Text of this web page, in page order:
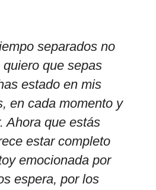
separados no
que sepas
estado en mis
en cada momento y
Ahora que estás
estar completo
emocionada por
espera, por los